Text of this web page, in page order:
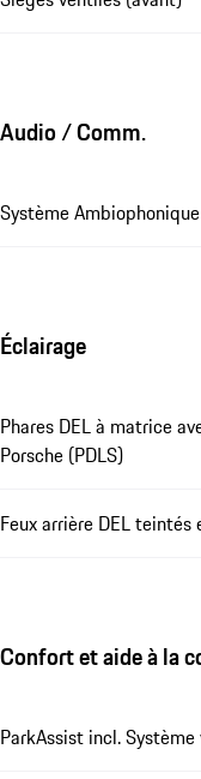
Audio / Comm.
Système
Éclairage
Phares DEL à matrice
Porsche (PDLS)
Feux arrière DEL
Confort et aide à la
ParkAssist incl.